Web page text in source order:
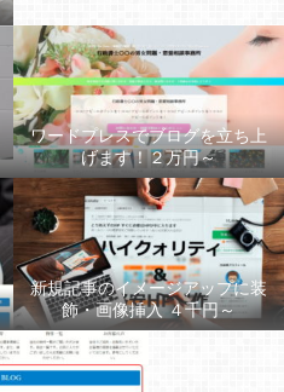
ワードプレスでブログを立ち上
げます！２万円～
新規記事のイメージアップに装
飾・画像挿入 ４千円～